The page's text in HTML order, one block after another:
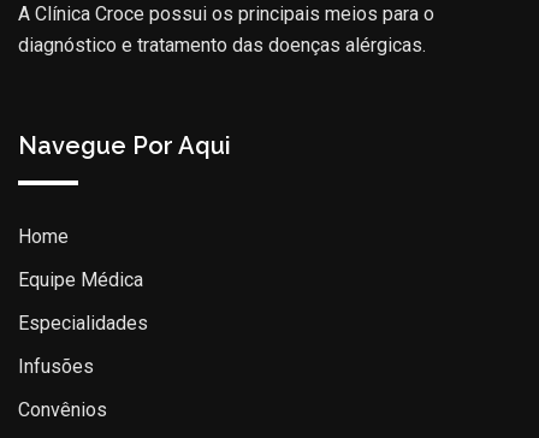
A Clínica Croce possui os principais meios para o
diagnóstico e tratamento das doenças alérgicas.
Navegue Por Aqui
Home
Equipe Médica
Especialidades
Infusões
Convênios